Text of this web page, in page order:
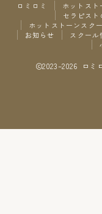
スクール情報
イベント情報
心と身体と精神の
ロミロミ ホットスト
セラピス
ホットストーンスク
お知らせ
スクール
2023–2026 ロ